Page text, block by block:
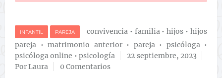
INFANTIL PAREJA convivencia• familia•hijos • hijos
pareja • matrimonio anterior• pareja• psicóloga•
psicóloga online •psicología
22 septiembre, 2023
Por Laura
0 Comentarios